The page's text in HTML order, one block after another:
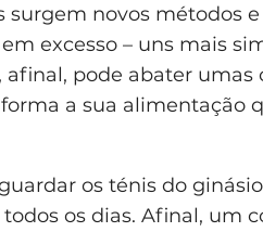
surgem novos métodos
excesso – uns mais
afinal, pode abater
a sua alimentação
os ténis do
os dias. Afinal, um